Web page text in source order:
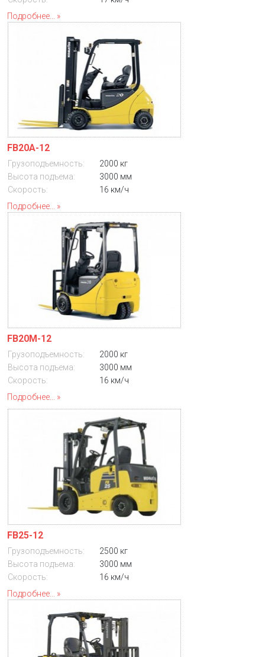
Подробнее...
FB20A-12
Грузоподъемность:
2000 кг
Высота подъема:
3000 мм
Скорость:
16 км/ч
Подробнее...
FB20M-12
Грузоподъемность:
2000 кг
Высота подъема:
3000 мм
Скорость:
16 км/ч
Подробнее...
FB25-12
Грузоподъемность:
2500 кг
Высота подъема:
3000 мм
Скорость:
16 км/ч
Подробнее...